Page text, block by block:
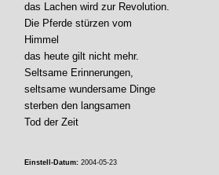
das Lachen wird zur Revolution.
Die Pferde stürzen vom
Himmel
das heute gilt nicht mehr.
Seltsame Erinnerungen,
seltsame wundersame Dinge
sterben den langsamen
Tod der Zeit
Einstell-Datum: 2004-05-23